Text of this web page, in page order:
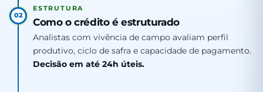
02
ESTRUTURA
Como o crédito é estruturado
Analistas com vivência de campo avaliam perfil
produtivo, ciclo de safra e capacidade de pagamento.
Decisão em até 24h úteis.